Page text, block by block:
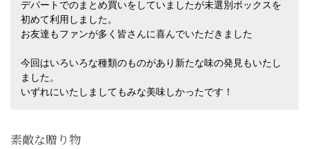
デパートでのまとめ買いをしていましたが未選別ボックスを
初めて利用しました。
お友達もファンが多く皆さんに喜んでいただきました
今回はいろいろな種類のものがあり新たな味の発見もいたし
ました。
いずれにいたしましてもみな美味しかったです！
素敵な贈り物